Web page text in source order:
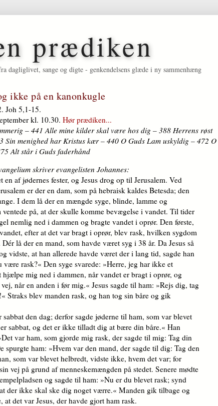
prædiken
dagliglivet, sange og digte - genkendelsens glæde i ny sammenhæng
ikke på en kanonkugle
Joh 5,1-15.
kl. 10.30. Hør prædiken...
– 441 Alle mine kilder skal være hos dig – 388 Herrens røst
Sin menighed har Kristus kær – 440 O Guds Lam uskyldig – 472 O
Alt står i Guds faderhånd
skriver evangelisten Johannes:
en af jødernes fester, og Jesus drog op til Jerusalem. Ved
er der en dam, som på hebraisk kaldes Betesda; den
I dem lå der en mængde syge, blinde, lamme og
på, at der skulle komme bevægelse i vandet. Til tider
nemlig ned i dammen og bragte vandet i oprør. Den første,
efter at det var bragt i oprør, blev rask, hvilken sygdom
lå der en mand, som havde været syg i 38 år. Da Jesus så
vidste, at han allerede havde været der i lang tid, sagde han
rask?« Den syge svarede: »Herre, jeg har ikke et
hjælpe mig ned i dammen, når vandet er bragt i oprør, og
når en anden i før mig.« Jesus sagde til ham: »Rejs dig, tag
Straks blev manden rask, og han tog sin båre og gik
den dag; derfor sagde jøderne til ham, som var blevet
sabbat, og det er ikke tilladt dig at bære din båre.« Han
var ham, som gjorde mig rask, der sagde til mig: Tag din
spurgte ham: »Hvem var den mand, der sagde til dig: Tag den
som var blevet helbredt, vidste ikke, hvem det var; for
vej på grund af menneskemængden på stedet. Senere mødte
og sagde til ham: »Nu er du blevet rask; synd
der ikke skal ske dig noget værre.« Manden gik tilbage og
at det var Jesus, der havde gjort ham rask.